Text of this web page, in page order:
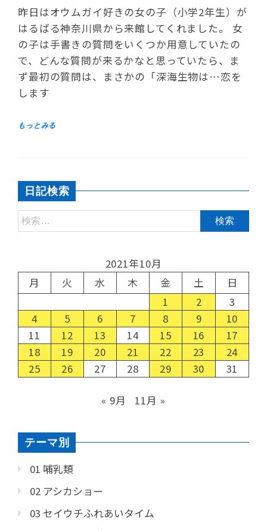
昨日はオウムガイ好きの女の子（小学2年生）が
はるばる神奈川県から来館してくれました。 女
の子は手書きの質問をいくつか用意していたの
で、どんな質問が来るかなと思っていたら、ま
ず最初の質問は、まさかの「深海生物は…恋を
します
日記検索
2021年10月
月
火 水 木 金 土
日
1
2
3
4
5 6 7 8 9
10
11
12 13 14 15 16
17
18
19 20 21 22 23
24
25
26 27 28 29 30 31
« 9月 11月 »
テーマ別
01 哺乳類
02 アシカショー
03 セイウチふれあいタイム